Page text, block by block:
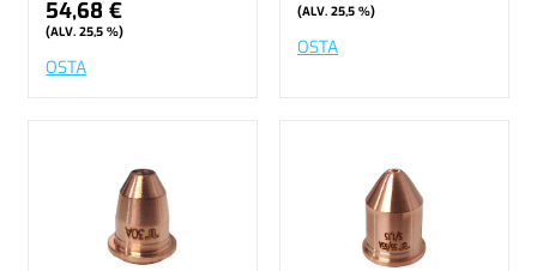
54,68 €
(ALV. 25,5 %)
OSTA
(ALV. 25,5 %)
OSTA